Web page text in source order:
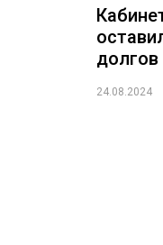
долгов
24.08.2024